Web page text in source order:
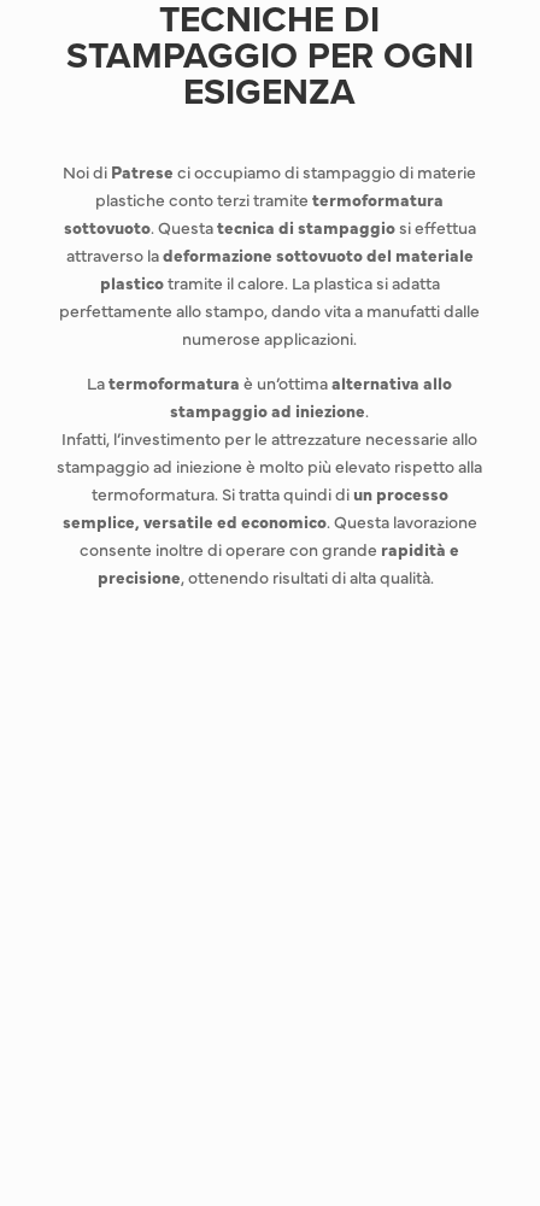
TECNICHE DI
STAMPAGGIO PER OGNI
ESIGENZA
Noi di Patrese ci occupiamo di stampaggio di materie
plastiche conto terzi tramitetermoformatura
sottovuoto. Questatecnica di stampaggiosi effettua
attraverso ladeformazione sottovuoto del materiale
plasticotramite il calore. La plastica si adatta
perfettamente allo stampo, dando vita a manufatti dalle
numerose applicazioni.
Latermoformatura è un’ottimaalternativa allo
stampaggio ad iniezione.
Infatti, l’investimento per le attrezzature necessarie allo
stampaggio ad iniezione è molto più elevato rispetto alla
termoformatura. Si tratta quindi di un processo
semplice, versatile ed economico. Questa lavorazione
consente inoltre di operare con grande rapidità e
precisione, ottenendo risultati di alta qualità.